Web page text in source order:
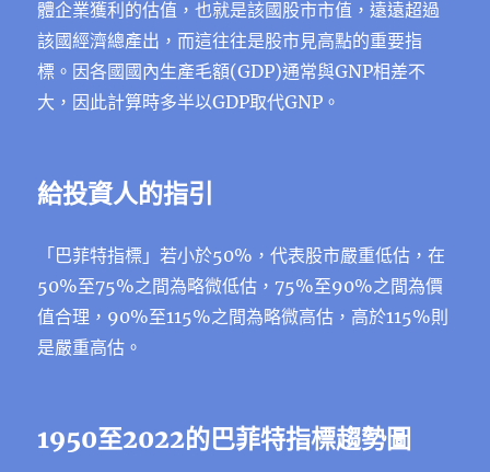
體企業獲利的估值，也就是該國股市市值，遠遠超過
該國經濟總產出，而這往往是股市見高點的重要指
標。因各國國內生產毛額(GDP)通常與GNP相差不
大，因此計算時多半以GDP取代GNP。
給投資人的指引
「巴菲特指標」若小於50%，代表股市嚴重低估，在
50%至75%之間為略微低估，75%至90%之間為價
值合理，90%至115%之間為略微高估，高於115%則
是嚴重高估。
1950至2022的巴菲特指標趨勢圖